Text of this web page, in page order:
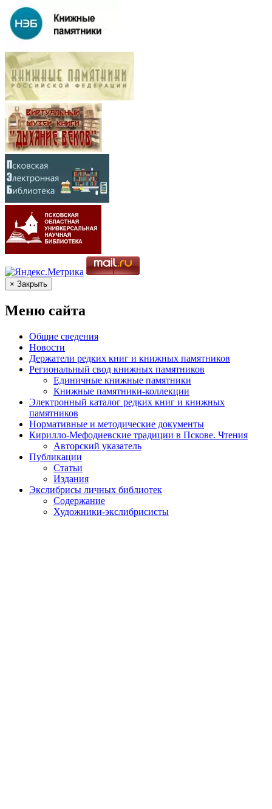
× Закрыть
Меню сайта
Общие сведения
Новости
Держатели редких книг и книжных памятников
Региональный свод книжных памятников
Единичные книжные памятники
Книжные памятники-коллекции
Электронный каталог редких книг и книжных
памятников
Нормативные и методические документы
Кирилло-Мефодиевские традиции в Пскове. Чтения
Авторский указатель
Публикации
Статьи
Издания
Экслибрисы личных библиотек
Содержание
Художники-экслибрисисты